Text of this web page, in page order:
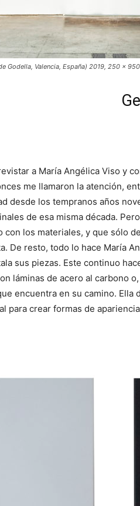
Godella, Valencia, España) 2019, 250 x
a María Angélica Viso y
me llamaron la atención,
desde los tempranos años
de esa misma década.
con los materiales, y que sólo
De resto, todo lo hace María
sus piezas. Este continuo
láminas de acero al carbono
encuentra en su camino. Ella
para crear formas de